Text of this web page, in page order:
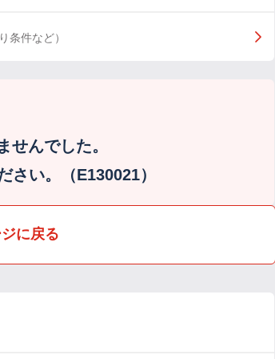
条件など）
せんでした。
さい。（E130021）
に戻る